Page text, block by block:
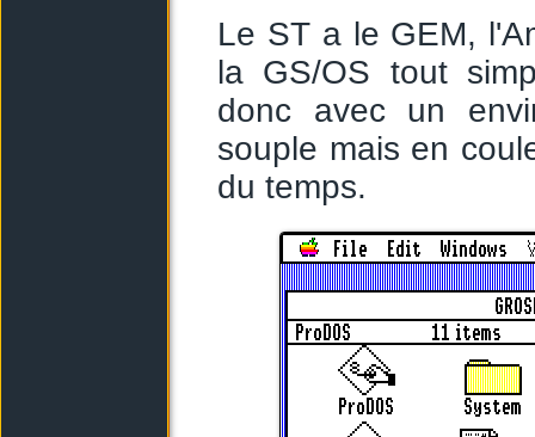
Le ST a le GEM,
la GS/OS tout
donc avec un
souple mais en
du temps.